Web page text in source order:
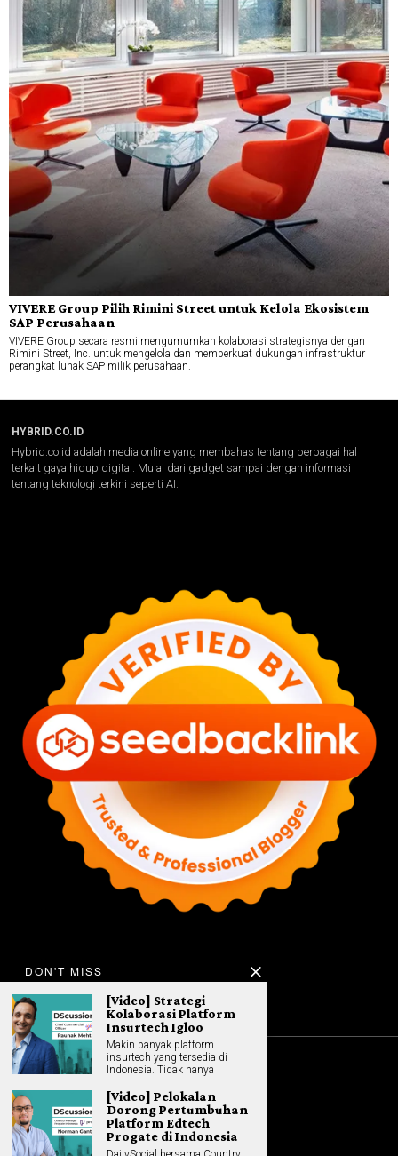
VIVERE Group Pilih Rimini Street untuk Kelola Ekosistem
SAP Perusahaan
VIVERE Group secara resmi mengumumkan kolaborasi strategisnya dengan
Rimini Street, Inc. untuk mengelola dan memperkuat dukungan infrastruktur
perangkat lunak SAP milik perusahaan.
HYBRID.CO.ID
Hybrid.co.id adalah media online yang membahas tentang berbagai hal
terkait gaya hidup digital. Mulai dari gadget sampai dengan informasi
tentang teknologi terkini seperti AI.
All rights reserved. Hybrid.co.id
GADGET
DON'T MISS
[Video] Strategi
Kolaborasi Platform
Insurtech Igloo
Makin banyak platform
insurtech yang tersedia di
Indonesia. Tidak hanya
[Video] Pelokalan
Dorong Pertumbuhan
Platform Edtech
Progate di Indonesia